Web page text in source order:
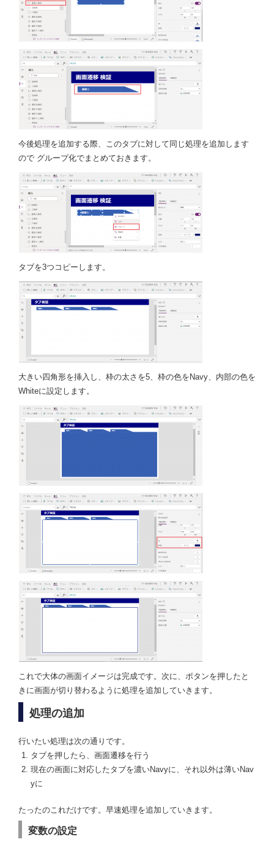
今後処理を追加する際、このタブに対して同じ処理を追加します
ので グループ化でまとめておきます。
タブを3つコピーします。
大きい四角形を挿入し、枠の太さを5、枠の色をNavy、内部の色を
Whiteに設定します。
これで大体の画面イメージは完成です。次に、ボタンを押したと
きに画面が切り替わるように処理を追加していきます。
処理の追加
行いたい処理は次の通りです。
タブを押したら、画面遷移を行う
現在の画面に対応したタブを濃いNavyに、それ以外は薄いNav
yに
たったのこれだけです。早速処理を追加していきます。
変数の設定